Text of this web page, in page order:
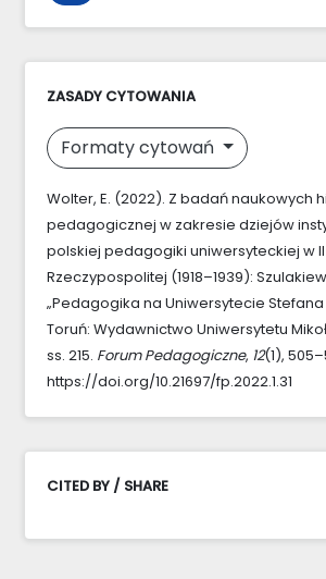
ZASADY CYTOWANIA
Formaty cytowań
Wolter, E. (2022). Z badań naukowych
pedagogicznej w zakresie dziejów
polskiej pedagogiki uniwersyteckiej w II
Rzeczypospolitej (1918–1939):
„Pedagogika na Uniwersytecie Stefana
Toruń: Wydawnictwo Uniwersytetu
ss. 215. Forum Pedagogiczne, 12(1),
https://doi.org/10.21697/fp.2022.1.31
CITED BY / SHARE